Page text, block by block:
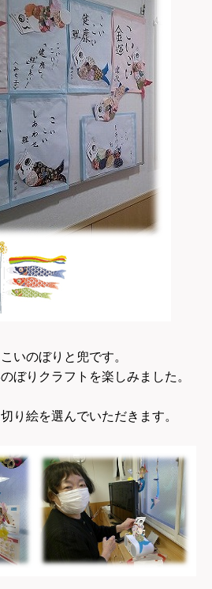
いのぼりと兜です。
ぼりクラフトを楽しみました。
り絵を選んでいただきます。